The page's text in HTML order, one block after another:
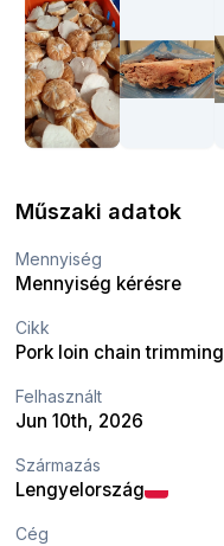
Műszaki adatok
Mennyiség
Mennyiség kérésre
Cikk
Pork loin chain trimming
Felhasznált
Jun 10th, 2026
Származás
Lengyelország
Cég